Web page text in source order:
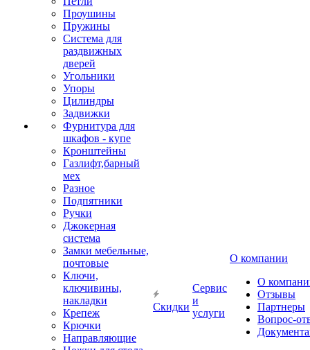
Проушины
Пружины
Система для
раздвижных
дверей
Угольники
Упоры
Цилиндры
Задвижки
Фурнитура для
шкафов - купе
Кронштейны
Газлифт,барный
мех
Разное
Подпятники
Ручки
Джокерная
система
Замки мебельные,
почтовые
Ключи,
ключивины,
накладки
Крепеж
Крючки
Направляющие
Скидки
Сервис
и
услуги
О компании
О
Отзывы
Партнеры
Вопрос-